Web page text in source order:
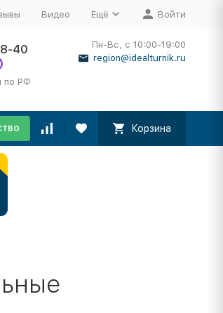
Видео Ещё Войти
40
по РФ
Пн-Вс, с 10:00-19:00
region@idealturnik.ru
Корзина